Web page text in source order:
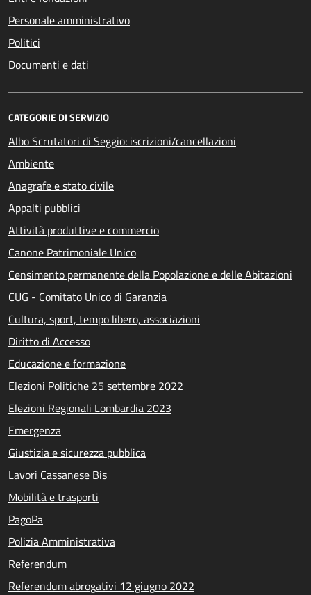
Personale amministrativo
Politici
Documenti e dati
CATEGORIE DI SERVIZIO
Albo Scrutatori di Seggio: iscrizioni/cancellazioni
Ambiente
Anagrafe e stato civile
Appalti pubblici
Attività produttive e commercio
Canone Patrimoniale Unico
Censimento permanente della Popolazione e delle Abitazioni
CUG - Comitato Unico di Garanzia
Cultura, sport, tempo libero, associazioni
Diritto di Accesso
Educazione e formazione
Elezioni Politiche 25 settembre 2022
Elezioni Regionali Lombardia 2023
Emergenza
Giustizia e sicurezza pubblica
Lavori Cassanese Bis
Mobilità e trasporti
PagoPa
Polizia Amministrativa
Referendum
Referendum abrogativi 12 giugno 2022